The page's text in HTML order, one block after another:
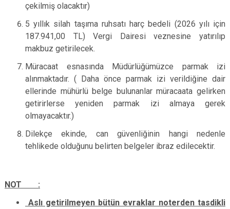
çekilmiş olacaktır)
5 yıllık silah taşıma ruhsatı harç bedeli (2026 yılı için
187.941,00 TL) Vergi Dairesi veznesine yatırılıp
makbuz getirilecek.
Müracaat esnasında Müdürlüğümüzce parmak izi
alınmaktadır. ( Daha önce parmak izi verildiğine dair
ellerinde mühürlü belge bulunanlar müracaata gelirken
getirirlerse yeniden parmak izi almaya gerek
olmayacaktır.)
Dilekçe ekinde, can güvenliğinin hangi nedenle
tehlikede olduğunu belirten belgeler ibraz edilecektir.
NOT :
Aslı getirilmeyen bütün evraklar noterden tasdikli